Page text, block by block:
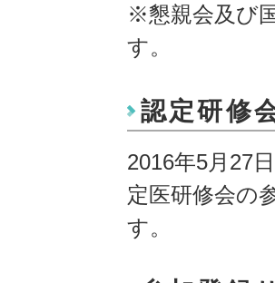
※懇親会及び
す。
認定研修
2016年5月27
定医研修会の
す。